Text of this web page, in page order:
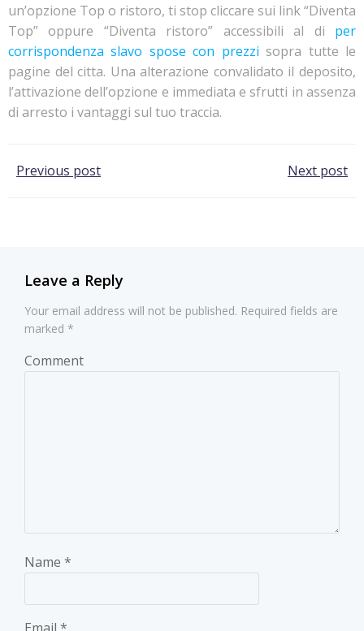
un’opzione Top o ristoro, ti stop cliccare sui link “Diventa
Top” oppure “Diventa ristoro” accessibili al di per
corrispondenza slavo spose con prezzi sopra tutte le
pagine del citta. Una alterazione convalidato il deposito,
l’attivazione dell’opzione e immediata e sfrutti in assenza
di arresto i vantaggi sul tuo traccia.
Post
Previous post Next post
Leave a Reply
Your email address will not be published. Required fields are
marked *
Comment
Name *